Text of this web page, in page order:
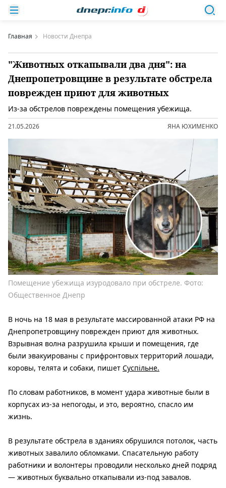
Главная Новости Днепра
"Животных откапывали два дня": на
Днепропетровщине в результате обстрела
поврежден приют для животных
Из-за обстрелов повреждены помещения убежища.
21.05.2026 ЯНА ЮХИМЕНКО
Помещение убежища изуродовало при обстреле. Фото:
Общественное Днепр
В ночь на 18 мая в результате массированной атаки РФ на
Днепропетровщину поврежден приют для животных.
Взрывная волна разрушила крыши и помещения, где
были эвакуированы с прифронтовых территорий лошади,
коровы, телята и собаки, пишет Суспільне.
По словам работников, в момент удара животные были в
корпусах из-за непогоды, и это, вероятно, спасло им
жизнь.
В результате обстрела в зданиях обрушился потолок, часть
животных завалило обломками. Спасательную работу
работники и волонтеры проводили несколько дней подряд
— животных буквально откапывали из-под завалов.